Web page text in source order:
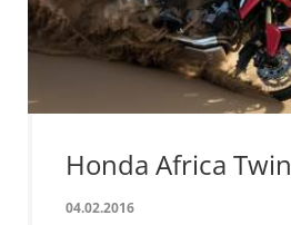
Honda Africa Twin
04.02.2016